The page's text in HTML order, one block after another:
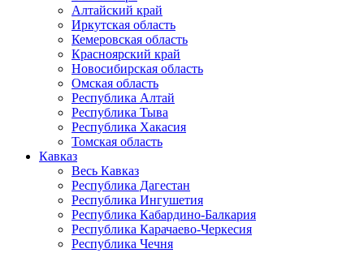
Алтайский край
Иркутская область
Кемеровская область
Красноярский край
Новосибирская область
Омская область
Республика Алтай
Республика Тыва
Республика Хакасия
Томская область
Кавказ
Весь Кавказ
Республика Дагестан
Республика Ингушетия
Республика Кабардино-Балкария
Республика Карачаево-Черкесия
Республика Чечня